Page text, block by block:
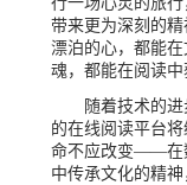
带来更为深刻的
漂泊的心，都能
魂，都能在阅读
随着技术的
的在线阅读平台
命不应改变——在
中传承文化的精